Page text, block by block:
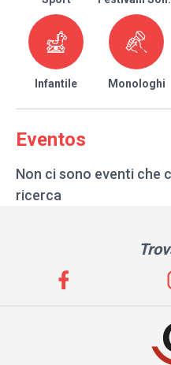
Infantile Monologhi
Eventos
Non ci sono eventi che
ricerca